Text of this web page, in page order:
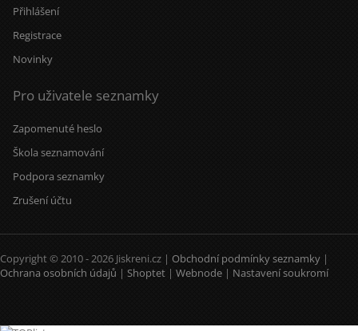
Přihlášení
Registrace
Novinky
Pro uživatele seznamky
Zapomenuté heslo
Škola seznamování
Podpora seznamky
Zrušení účtu
Copyright © 2010 - 2026 Jiskreni.cz | Obchodní podmínky seznamky |
Ochrana osobních údajů | Shoptet | Webnode | Nastavení soukromí